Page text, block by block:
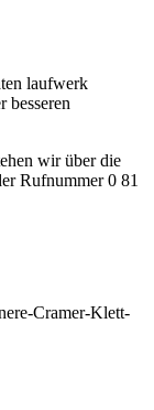
laufwerk
besseren
wir über die
Rufnummer 0 81
Cramer-Klett-